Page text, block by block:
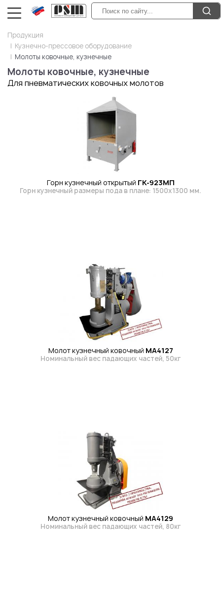
Продукция
Кузнечно-прессовое оборудование
Молоты ковочные, кузнечные
Молоты ковочные, кузнечные
Для пневматических ковочных молотов
Горн кузнечный открытый ГК-923МП
Горн кузнечный размеры пода в плане: 1500х1300 мм.
Молот кузнечный ковочный МА4127
Номинальный вес падающих частей, 50кг
Молот кузнечный ковочный МА4129
Номинальный вес падающих частей, 80кг